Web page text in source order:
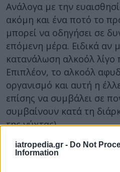
iatropedia.gr - Do Not
Information
Ανάλογα με την
ακόμη και ένα ποτό το
μπορεί να οδηγήσει σε
επόμενη μέρα. Ειδικά αν
κατανάλωση αλκοόλ λίγο
Επιπλέον, το αλκοόλ
οργανισμό και αυτή η
επίσης να συμβάλει σε
συμβαίνουν κατά τη
της νύχτας).
Πότε είναι σοβαροί